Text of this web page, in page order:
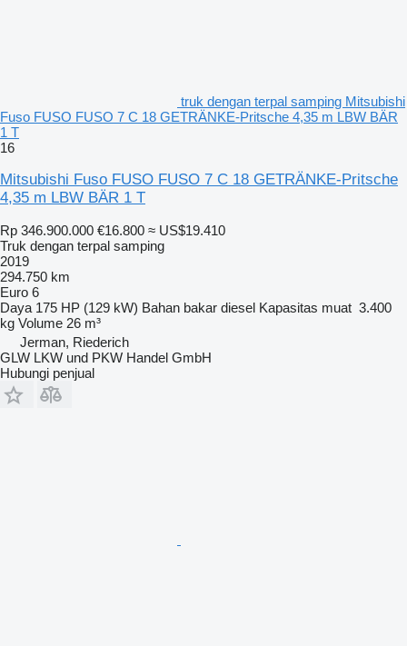
truk dengan terpal samping Mitsubishi
Fuso FUSO FUSO 7 C 18 GETRÄNKE-Pritsche 4,35 m LBW BÄR
1 T
16
Mitsubishi Fuso FUSO FUSO 7 C 18 GETRÄNKE-Pritsche
4,35 m LBW BÄR 1 T
Rp 346.900.000 €16.800 ≈ US$19.410
Truk dengan terpal samping
2019
294.750 km
Euro 6
Daya 175 HP (129 kW) Bahan bakar diesel Kapasitas muat 3.400
kg Volume 26 m³
Jerman, Riederich
GLW LKW und PKW Handel GmbH
Hubungi penjual